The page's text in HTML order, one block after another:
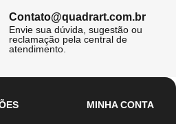
Contato@quadrart.com.br
Envie sua dúvida, sugestão ou
reclamação pela central de
atendimento.
MINHA CONTA